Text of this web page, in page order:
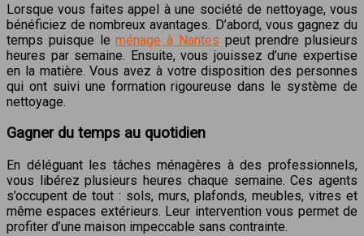
Lorsque vous faites appel à une société de nettoyage, vous
bénéficiez de nombreux avantages. D’abord, vous gagnez du
temps puisque leménage à Nantes peut prendre plusieurs
heures par semaine. Ensuite, vous jouissez d’une expertise
en la matière. Vous avez à votre disposition des personnes
qui ont suivi une formation rigoureuse dans le système de
nettoyage.
Gagner du temps au quotidien
En déléguant les tâches ménagères à des professionnels,
vous libérez plusieurs heures chaque semaine. Ces agents
s’occupent de tout : sols, murs, plafonds, meubles, vitres et
même espaces extérieurs. Leur intervention vous permet de
profiter d’une maison impeccable sans contrainte.